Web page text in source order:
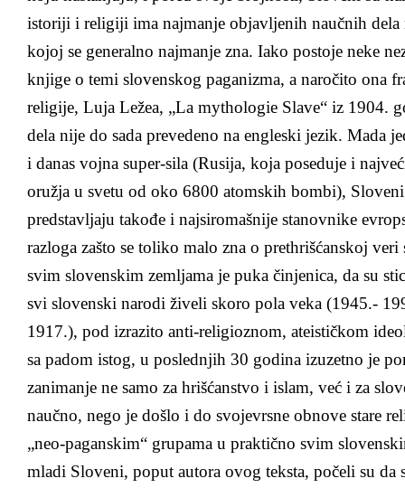
istoriji i religiji ima najmanje objavljenih naučnih dela
kojoj se generalno najmanje zna. Iako postoje neke
knjige o temi slovenskog paganizma, a naročito ona
religije, Luja Ležea, „La mythologie Slave“ iz 1904.
dela nije do sada prevedeno na engleski jezik. Mada
i danas vojna super-sila (Rusija, koja poseduje i
oružja u svetu od oko 6800 atomskih bombi),
predstavljaju takođe i najsiromašnije stanovnike
razloga zašto se toliko malo zna o prethrišćanskoj
svim slovenskim zemljama je puka činjenica, da su
svi slovenski narodi živeli skoro pola veka (1945.-
1917.), pod izrazito anti-religioznom, ateističkom
sa padom istog, u poslednjih 30 godina izuzetno je
zanimanje ne samo za hrišćanstvo i islam, već i za
naučno, nego je došlo i do svojevrsne obnove stare
„neo-paganskim“ grupama u praktično svim
mladi Sloveni, poput autora ovog teksta, počeli su da